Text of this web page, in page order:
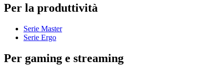
Per la produttività
Serie Master
Serie Ergo
Per gaming e streaming